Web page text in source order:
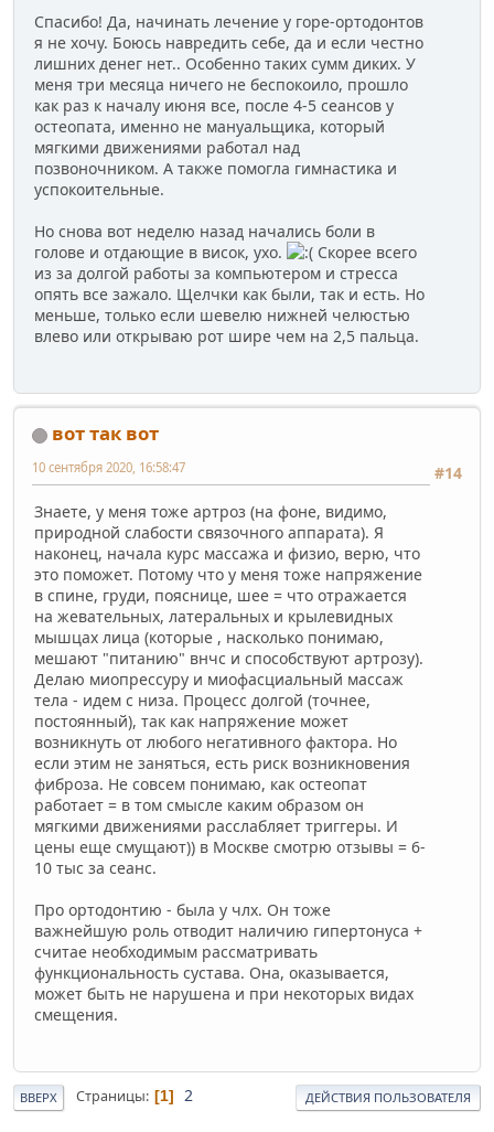
Спасибо! Да, начинать лечение у горе-ортодонтов
я не хочу. Боюсь навредить себе, да и если честно
лишних денег нет.. Особенно таких сумм диких. У
меня три месяца ничего не беспокоило, прошло
как раз к началу июня все, после 4-5 сеансов у
остеопата, именно не мануальщика, который
мягкими движениями работал над
позвоночником. А также помогла гимнастика и
успокоительные.
Но снова вот неделю назад начались боли в
голове и отдающие в висок, ухо.
Скорее всего
из за долгой работы за компьютером и стресса
опять все зажало. Щелчки как были, так и есть. Но
меньше, только если шевелю нижней челюстью
влево или открываю рот шире чем на 2,5 пальца.
вот так вот
#14
10 сентября 2020, 16:58:47
Знаете, у меня тоже артроз (на фоне, видимо,
природной слабости связочного аппарата). Я
наконец, начала курс массажа и физио, верю, что
это поможет. Потому что у меня тоже напряжение
в спине, груди, пояснице, шее = что отражается
на жевательных, латеральных и крылевидных
мышцах лица (которые , насколько понимаю,
мешают "питанию" внчс и способствуют артрозу).
Делаю миопрессуру и миофасциальный массаж
тела - идем с низа. Процесс долгой (точнее,
постоянный), так как напряжение может
возникнуть от любого негативного фактора. Но
если этим не заняться, есть риск возникновения
фиброза. Не совсем понимаю, как остеопат
работает = в том смысле каким образом он
мягкими движениями расслабляет триггеры. И
цены еще смущают)) в Москве смотрю отзывы = 6-
10 тыс за сеанс.
Про ортодонтию - была у члх. Он тоже
важнейшую роль отводит наличию гипертонуса +
считае необходимым рассматривать
функциональность сустава. Она, оказывается,
может быть не нарушена и при некоторых видах
смещения.
ВВЕРХ Страницы 1 2 ДЕЙСТВИЯ ПОЛЬЗОВАТЕЛЯ